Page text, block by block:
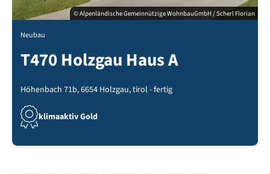
© Alpenländische Gemeinnützige WohnbauGmbH / Scherl Florian
Neubau
T470 Holzgau Haus A
Höhenbach 71b, 6654 Holzgau, tirol - fertig
klimaaktiv Gold